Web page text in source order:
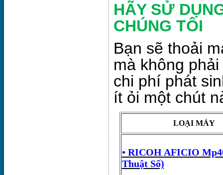
HÃY SỬ
CHÚNG TÔI
Bạn sẽ thoải
mà không
chi phí phát
ít ỏi một chút
LOẠI MÁY
• RICOH AFICIO
Thuật Số)